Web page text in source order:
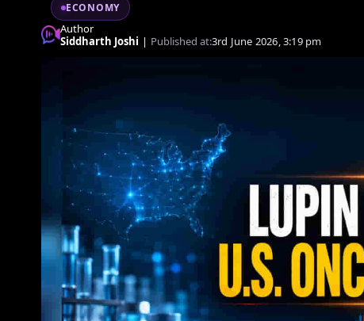
ECONOMY
Author
Siddharth Joshi | Published at:3rd June 2026, 3:19 pm